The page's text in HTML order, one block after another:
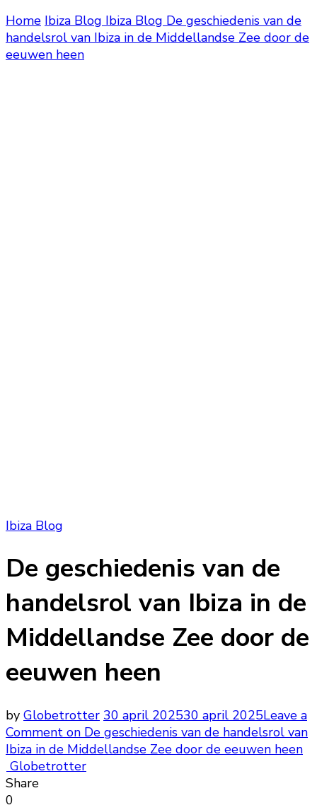
Home Ibiza Blog Ibiza Blog De geschiedenis van de
handelsrol van Ibiza in de Middellandse Zee door de
eeuwen heen
Ibiza Blog
De geschiedenis van de
handelsrol van Ibiza in de
Middellandse Zee door de
eeuwen heen
by Globetrotter 30 april 202530 april 2025Leave a
Comment on De geschiedenis van de handelsrol van
Ibiza in de Middellandse Zee door de eeuwen heen
Globetrotter
Share
0